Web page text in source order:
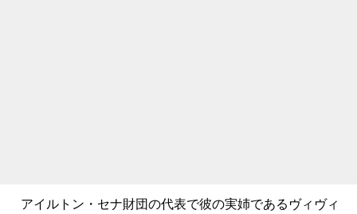
アイルトン・セナ財団の代表で彼の実姉であるヴィヴィ